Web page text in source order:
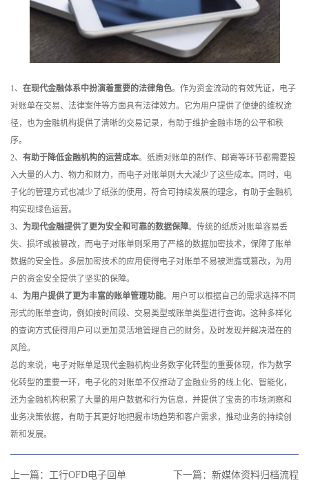
1、 在现代金融体系中扮演着重要的法律角色。作为资金流动的有效凭证，电子
对账单在交易、法律案件等方面具有法律效力。它为用户提供了便捷的维权途
径，也为金融机构提供了清晰的交易记录，有助于维护金融市场的公平和秩
序。
2、 有助于降低金融机构的运营成本。纸质对账单的制作、邮寄等环节都需要投
入大量的人力、物力和财力，而电子对账单则大大减少了这些成本。同时，电
子化的管理方式也减少了纸张的使用，符合可持续发展的理念，有助于金融机
构实现绿色运营。
3、 为现代金融提供了更为安全和可靠的数据保障。传统的纸质对账单容易丢
失、损坏或被篡改，而电子对账单则采用了严格的数据加密技术，保障了账单
数据的安全性。多层加密技术的应用使得电子对账单不易被泄露或篡改，为用
户的资金安全提供了坚实的保障。
4、 为用户提供了更为丰富的账单管理功能。用户可以根据自己的需求选择不同
形式的账单查询，例如按时间段、交易类型或账单类型进行查询。这种多样化
的查询方式使得用户可以更加灵活地管理自己的财务，及时发现并解决潜在的
风险。
总的来说，电子对账单是现代金融机构业务数字化转型的重要体现，作为数字
化转型的重要一环，电子化的对账单不仅推动了金融业务的线上化、智能化，
还为金融机构积累了大量的用户数据和行为信息，并提供了宝贵的市场洞察和
业务决策依据，有助于其更好地把握市场趋势和客户需求，推动业务的持续创
新和发展。
上一篇： 工行OFD电子回单 下一篇： 新媒体资料归档流程